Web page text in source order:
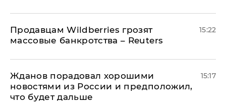
Продавцам Wildberries грозят
массовые банкротства – Reuters
15:22
Жданов порадовал хорошими
новостями из России и предположил,
что будет дальше
15:17